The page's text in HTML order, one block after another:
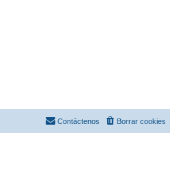
Borrar cookies
Contáctenos